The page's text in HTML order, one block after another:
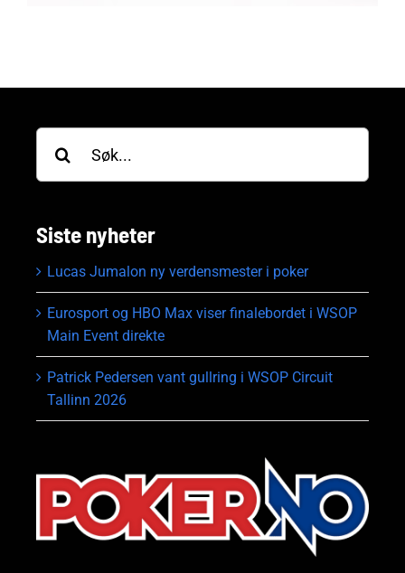
Søk
etter:
Siste nyheter
Lucas Jumalon ny verdensmester i poker
Eurosport og HBO Max viser finalebordet i WSOP
Main Event direkte
Patrick Pedersen vant gullring i WSOP Circuit
Tallinn 2026